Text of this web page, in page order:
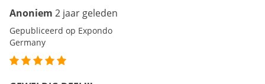
Anoniem 2 jaar geleden
Gepubliceerd op Expondo
Germany